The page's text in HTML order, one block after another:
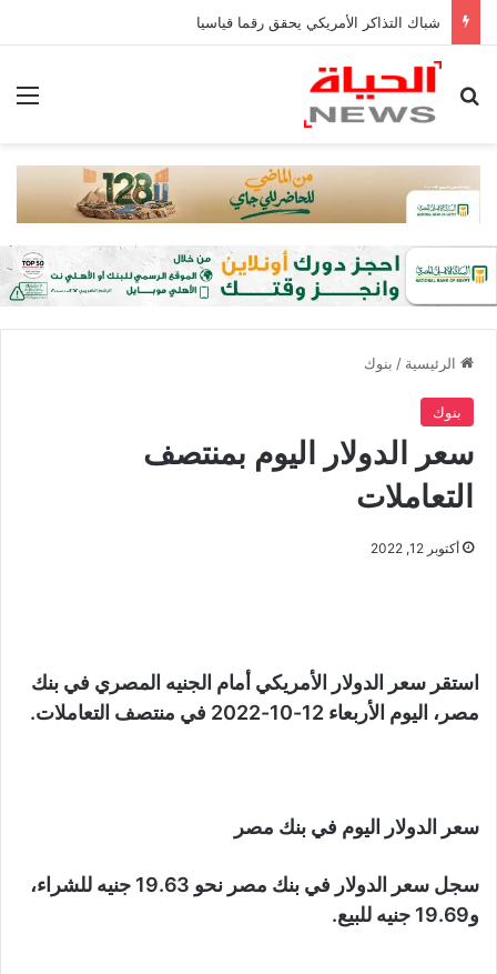
شباك التذاكر الأمريكي يحقق رقما قياسيا
بحث عن
الرئيسية / بنوك
بنوك
سعر الدولار اليوم بمنتصف
التعاملات
أكتوبر 12, 2022
استقر سعر الدولار الأمريكي أمام الجنيه المصري في بنك
مصر، اليوم الأربعاء 12-10-2022 في منتصف التعاملات.
سعر الدولار اليوم في بنك مصر
سجل سعر الدولار في بنك مصر نحو 19.63 جنيه للشراء،
و19.69 جنيه للبيع.